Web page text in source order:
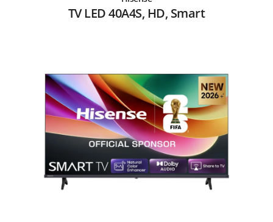
TV LED 40A4S, HD, Smart